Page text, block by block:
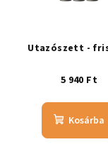
Utazószett -
5 940 Ft
Kosárba